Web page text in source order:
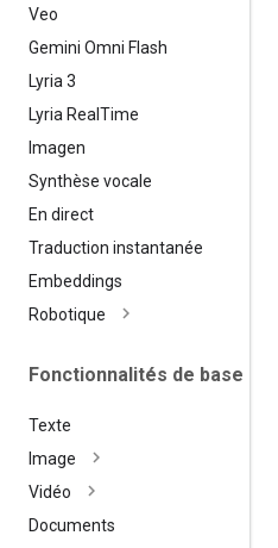
Veo
Gemini Omni Flash
Lyria 3
Lyria Real Time
Imagen
Synthèse vocale
En direct
Traduction instantanée
Embeddings
Robotique
Fonctionnalités de base
Texte
Image
Vidéo
Documents